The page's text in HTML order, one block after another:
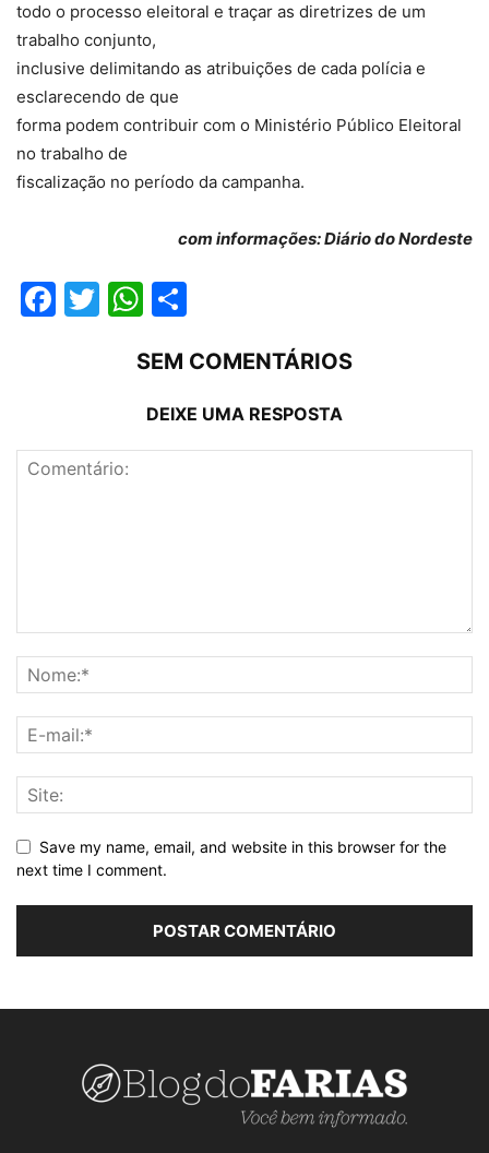
todo o processo eleitoral e traçar as diretrizes de um
trabalho conjunto,
inclusive delimitando as atribuições de cada polícia e
esclarecendo de que
forma podem contribuir com o Ministério Público Eleitoral
no trabalho de
fiscalização no período da campanha.
com informações: Diário do Nordeste
Facebook
TwitterWhatsApp
SEM COMENTÁRIOS
DEIXE UMA RESPOSTA
Save my name, email, and website in this browser for the
next time I comment.